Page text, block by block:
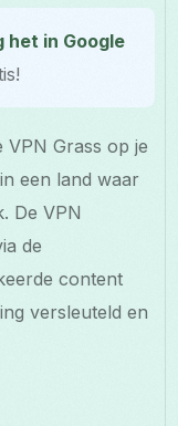
het in Google
VPN Grass op je
een land waar
De VPN
de
content
versleuteld en